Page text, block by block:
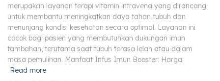
merupakan layanan terapi vitamin intravena yang dirancang
untuk membantu meningkatkan daya tahan tubuh dan
menunjang kondisi kesehatan secara optimal. Layanan ini
cocok bagi pasien yang membutuhkan dukungan imun
tambahan, terutama saat tubuh terasa lelah atau dalam
masa pemulihan. Manfaat Infus Imun Booster: Harga:
Read more